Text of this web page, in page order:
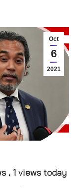
Oct
6
2021
, 1 views today